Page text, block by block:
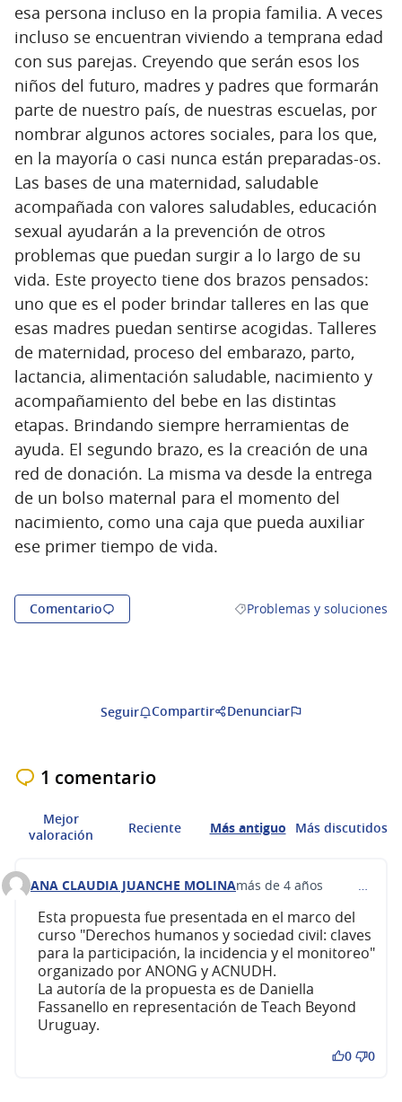
esa persona incluso en la propia familia. A veces
incluso se encuentran viviendo a temprana edad
con sus parejas. Creyendo que serán esos los
niños del futuro, madres y padres que formarán
parte de nuestro país, de nuestras escuelas, por
nombrar algunos actores sociales, para los que,
en la mayoría o casi nunca están preparadas-os.
Las bases de una maternidad, saludable
acompañada con valores saludables, educación
sexual ayudarán a la prevención de otros
problemas que puedan surgir a lo largo de su
vida. Este proyecto tiene dos brazos pensados:
uno que es el poder brindar talleres en las que
esas madres puedan sentirse acogidas. Talleres
de maternidad, proceso del embarazo, parto,
lactancia, alimentación saludable, nacimiento y
acompañamiento del bebe en las distintas
etapas. Brindando siempre herramientas de
ayuda. El segundo brazo, es la creación de una
red de donación. La misma va desde la entrega
de un bolso maternal para el momento del
nacimiento, como una caja que pueda auxiliar
ese primer tiempo de vida.
Comentario Resultados al filtrar por la
Problemas y soluciones
Seguir Compartir Denunciar
1 comentario
Mejor
valoración
Reciente Más antiguo Más discutidos
Comentario 288
ANA CLAUDIA JUANCHE MOLINAmás de 4 años
Esta propuesta fue presentada en el marco del
curso "Derechos humanos y sociedad civil: claves
para la participación, la incidencia y el monitoreo"
organizado por ANONG y ACNUDH.
La autoría de la propuesta es de Daniella
Fassanello en representación de Teach Beyond
Uruguay.
0 0